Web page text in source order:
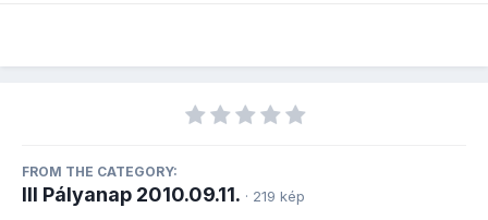
FROM THE CATEGORY:
III Pályanap 2010.09.11. · 219 kép